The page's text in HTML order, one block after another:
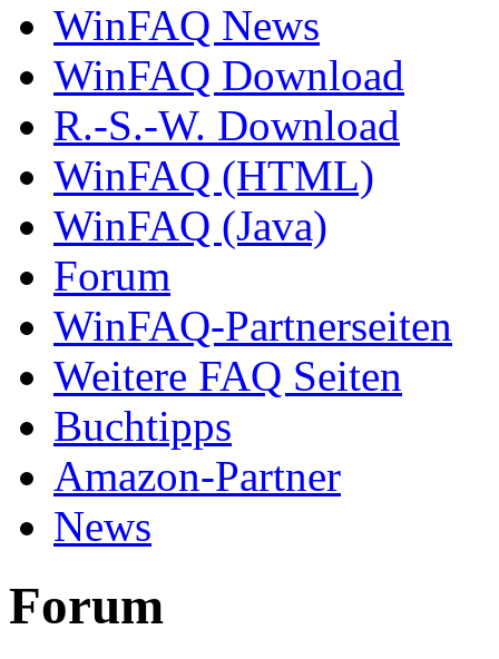
WinFAQ News
WinFAQ Download
R.-S.-W. Download
WinFAQ (HTML)
WinFAQ (Java)
Forum
WinFAQ-Partnerseiten
Weitere FAQ Seiten
Buchtipps
Amazon-Partner
News
Forum